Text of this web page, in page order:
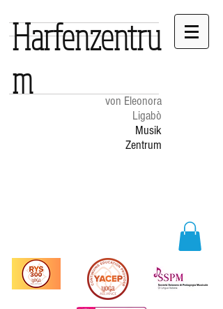
von Eleonora
Ligabò
Musik
Zentrum
Harfenzentru
m